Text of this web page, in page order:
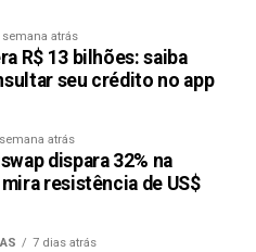
de jogos e
um papel crucial no
o principal meio de troca
e outros produtos
inúmeros jogadores de
que seu ambiente
semana atrás
R$ 13 bilhões: saiba
seu crédito no app
atrás
dispara 32% na
resistência de US$
7 dias atrás